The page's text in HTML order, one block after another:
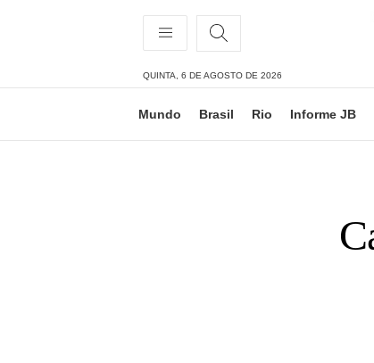
QUINTA, 6 DE AGOSTO DE 2026
Mundo Brasil Rio Informe JB